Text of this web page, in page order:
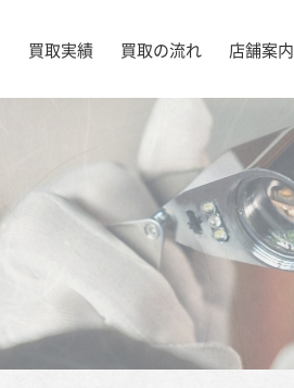
古銭・古紙幣
古いおもちゃ・人形
ブランド品
買取実績 買取の流れ 店舗案内
店舗ブログ